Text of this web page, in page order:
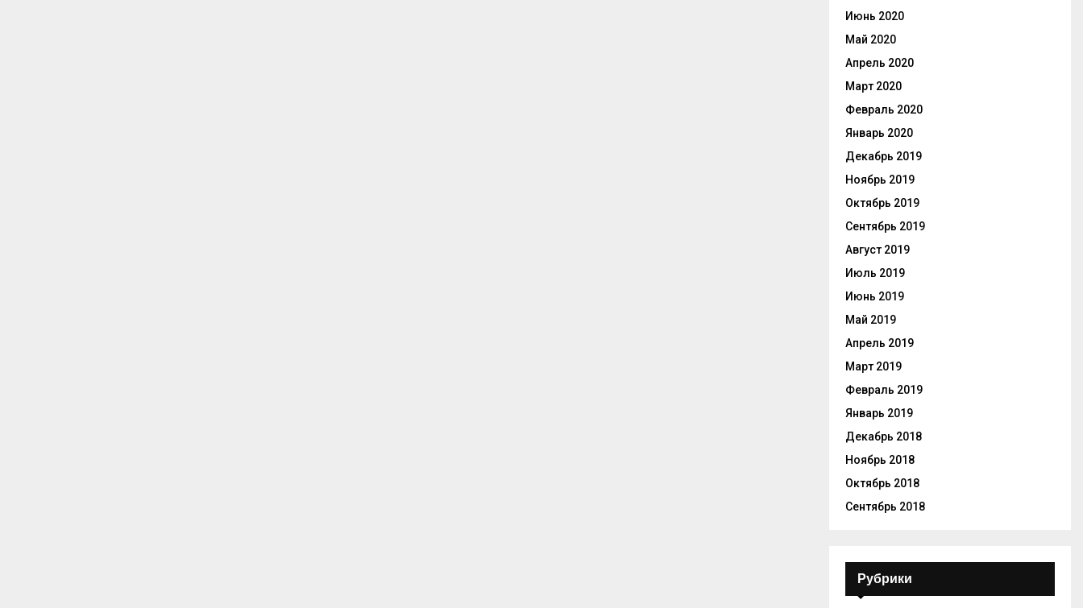
Июнь 2020
Май 2020
Апрель 2020
Март 2020
Февраль 2020
Январь 2020
Декабрь 2019
Ноябрь 2019
Октябрь 2019
Сентябрь 2019
Август 2019
Июль 2019
Июнь 2019
Май 2019
Апрель 2019
Март 2019
Февраль 2019
Январь 2019
Декабрь 2018
Ноябрь 2018
Октябрь 2018
Сентябрь 2018
Рубрики